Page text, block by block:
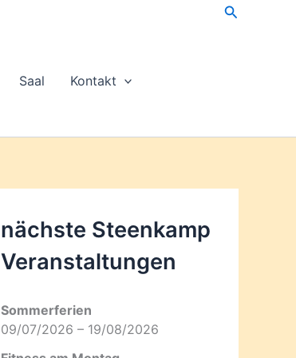
Suchen
Saal Kontakt
nächste Steenkamp
Veran­staltungen
Sommerferien
09/07/2026 – 19/08/2026